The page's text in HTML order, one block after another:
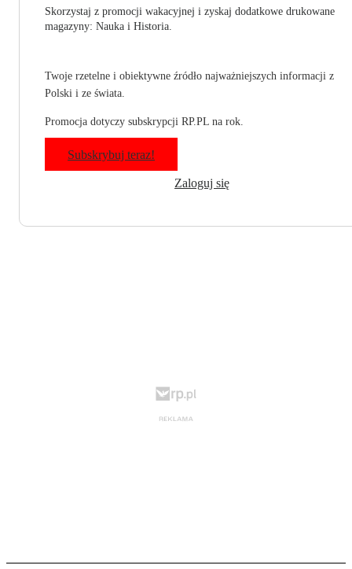
Skorzystaj z promocji wakacyjnej i zyskaj dodatkowe drukowane
magazyny: Nauka i Historia.
Twoje rzetelne i obiektywne źródło najważniejszych informacji z
Polski i ze świata.
Promocja dotyczy subskrypcji RP.PL na rok.
Subskrybuj teraz!
Zaloguj się